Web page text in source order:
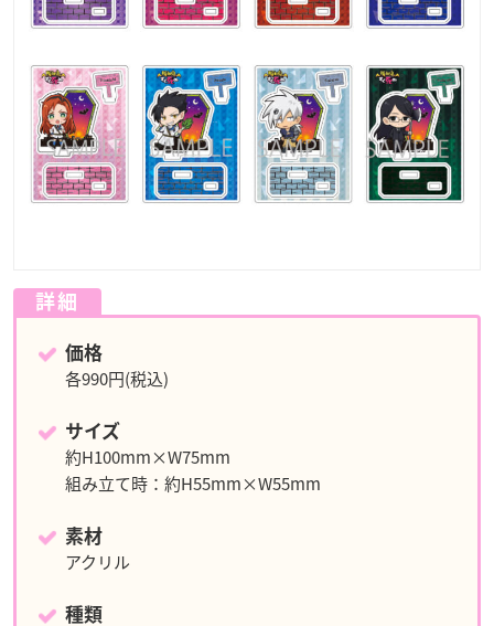
詳細
価格
各990円(税込)
サイズ
約H100mm×W75mm
組み立て時：約H55mm×W55mm
素材
アクリル
種類